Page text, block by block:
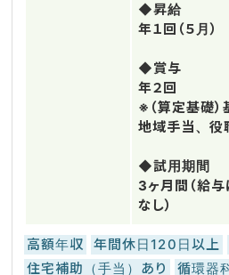
◆昇給
年１回（５月）
◆賞与
年２回
※（算定基礎
地域手当、役
◆試用期間
3ヶ月間（給
なし）
高額年収 年間休日120日以上
住宅補助（手当）あり
循環器